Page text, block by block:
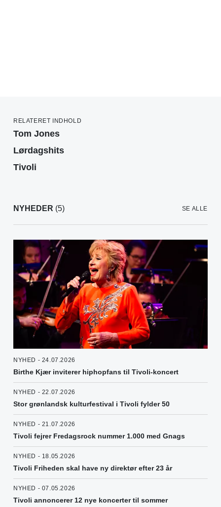
RELATERET INDHOLD
Tom Jones
Lørdagshits
Tivoli
NYHEDER (5) SE ALLE
NYHED - 24.07.2026
Birthe Kjær inviterer hiphopfans til Tivoli-koncert
NYHED - 22.07.2026
Stor grønlandsk kulturfestival i Tivoli fylder 50
NYHED - 21.07.2026
Tivoli fejrer Fredagsrock nummer 1.000 med Gnags
NYHED - 18.05.2026
Tivoli Friheden skal have ny direktør efter 23 år
NYHED - 07.05.2026
Tivoli annoncerer 12 nye koncerter til sommer